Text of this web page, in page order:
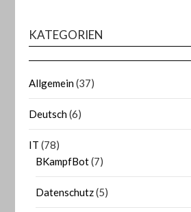
KATEGORIEN
Allgemein(37)
Deutsch(6)
IT (78)
BKampfBot(7)
Datenschutz(5)